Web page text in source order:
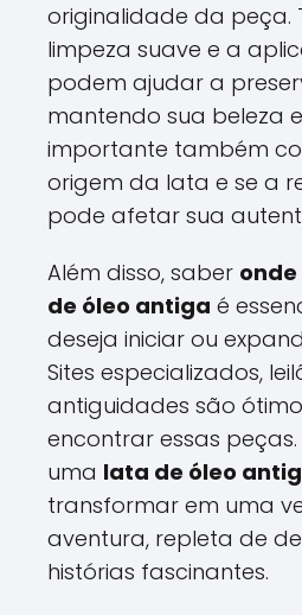
originalidade da peça.
limpeza suave e a
podem ajudar a
mantendo sua beleza
importante também
origem da lata e se a
pode afetar sua
Além disso, saber
de óleo antiga é
deseja iniciar ou
Sites especializados,
antiguidades são
encontrar essas
uma lata de óleo
transformar em uma
aventura, repleta de
histórias fascinantes.